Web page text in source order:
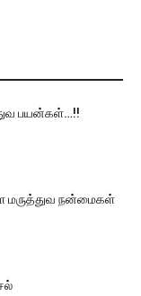
பயன்கள்…!!
நன்மைகள்